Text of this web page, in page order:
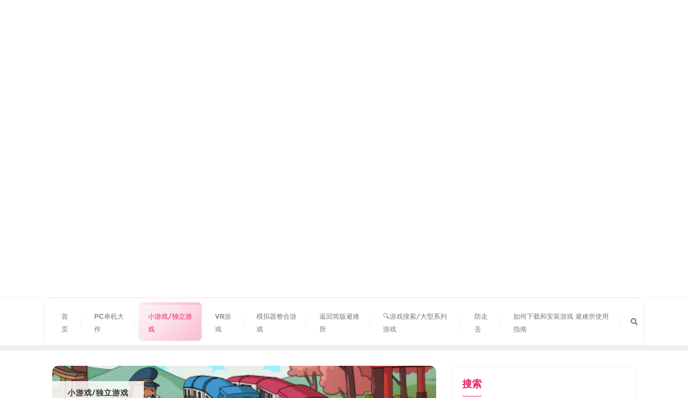
首
页
PC单机大
作
小游戏/独立游
戏
VR游
戏
模拟器整合游
戏
返回简版避难
所
🔍游戏搜索/大型系列
游戏
防走
丢
如何下载和安装游戏 避难所使用
指南
小游戏/独立游戏
搜索